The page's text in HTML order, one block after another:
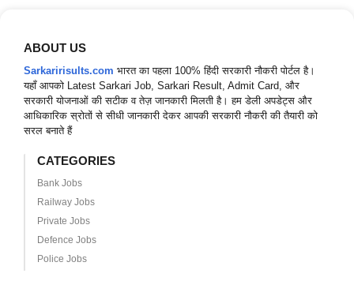
ABOUT US
Sarkaririsults.com भारत का पहला 100% हिंदी सरकारी नौकरी पोर्टल है।
यहाँ आपको Latest Sarkari Job, Sarkari Result, Admit Card, और
सरकारी योजनाओं की सटीक व तेज़ जानकारी मिलती है। हम डेली अपडेट्स और
आधिकारिक स्रोतों से सीधी जानकारी देकर आपकी सरकारी नौकरी की तैयारी को
सरल बनाते हैं
CATEGORIES
Bank Jobs
Railway Jobs
Private Jobs
Defence Jobs
Police Jobs